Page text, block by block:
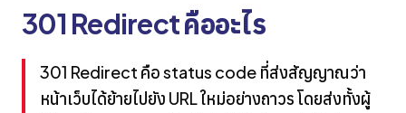
301 Redirect คืออะไร
301 Redirect คือ status code ที่ส่งสัญญาณว่า
หน้าเว็บได้ย้ายไปยัง URL ใหม่อย่างถาวร โดยส่งทั้งผู้